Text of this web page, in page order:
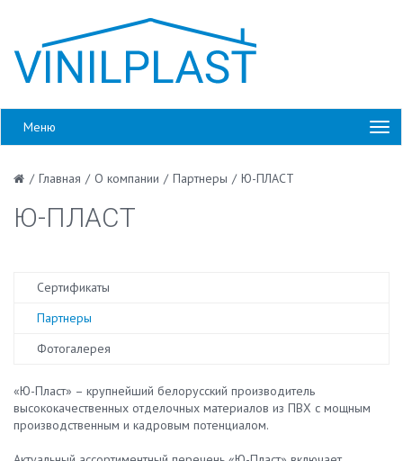
Меню
/ Главная / О компании / Партнеры / Ю-ПЛАСТ
Ю-ПЛАСТ
Сертификаты
Партнеры
Фотогалерея
«Ю-Пласт» – крупнейший белорусский производитель
высококачественных отделочных материалов из ПВХ с мощным
производственным и кадровым потенциалом.